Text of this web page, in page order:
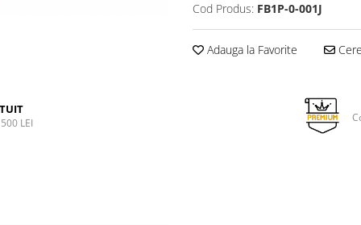
Cod Produs: FB1P-0-001J
Adauga la Favorite
LEI